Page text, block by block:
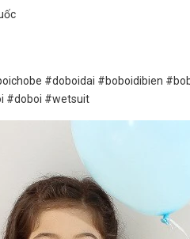
#doboidai #boboidibien
#doboi #wetsuit